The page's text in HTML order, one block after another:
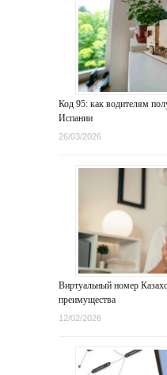
Код 95: как водителям
Испании
26/03/2026
Виртуальный номер
преимущества
12/02/2026